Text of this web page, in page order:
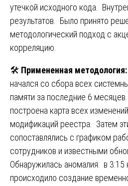
утечкой исходного кода.
результатов. Было принято
методологический подход с
корреляцию.
🛠️ Примененная методология:
начался со сбора всех
памяти за последние 6
построена карта всех
модификаций реестра. Затем
сопоставлялись с графиком
сотрудников и известными
Обнаружилась аномалия: в
происходило создание